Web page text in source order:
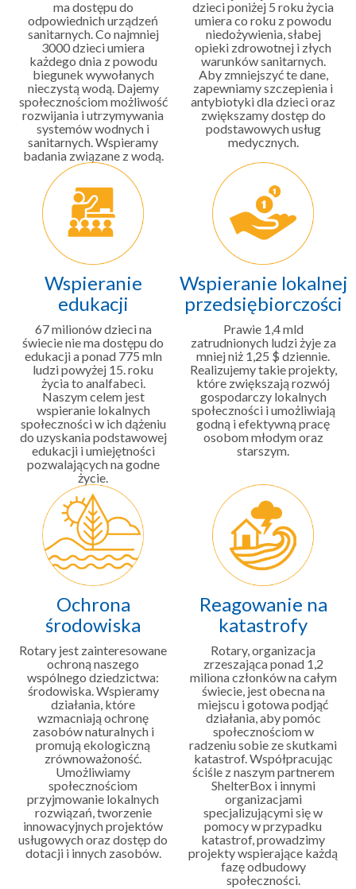
ma dostępu do
odpowiednich urządzeń
sanitarnych. Co najmniej
3000 dzieci umiera
każdego dnia z powodu
biegunek wywołanych
nieczystą wodą. Dajemy
społecznościom możliwość
rozwijania i utrzymywania
systemów wodnych i
sanitarnych. Wspieramy
badania związane z wodą.
dzieci poniżej 5 roku życia
umiera co roku z powodu
niedożywienia, słabej
opieki zdrowotnej i złych
warunków sanitarnych.
Aby zmniejszyć te dane,
zapewniamy szczepienia i
antybiotyki dla dzieci oraz
zwiększamy dostęp do
podstawowych usług
medycznych.
Wspieranie
edukacji
67 milionów dzieci na
świecie nie ma dostępu do
edukacji a ponad 775 mln
ludzi powyżej 15. roku
życia to analfabeci.
Naszym celem jest
wspieranie lokalnych
społeczności w ich dążeniu
do uzyskania podstawowej
edukacji i umiejętności
pozwalających na godne
życie.
Wspieranie lokalnej
przedsiębiorczości
Prawie 1,4 mld
zatrudnionych ludzi żyje za
mniej niż 1,25 $ dziennie.
Realizujemy takie projekty,
które zwiększają rozwój
gospodarczy lokalnych
społeczności i umożliwiają
godną i efektywną pracę
osobom młodym oraz
starszym.
Ochrona
środowiska
Rotary jest zainteresowane
ochroną naszego
wspólnego dziedzictwa:
środowiska. Wspieramy
działania, które
wzmacniają ochronę
zasobów naturalnych i
promują ekologiczną
zrównoważoność.
Umożliwiamy
społecznościom
przyjmowanie lokalnych
rozwiązań, tworzenie
innowacyjnych projektów
usługowych oraz dostęp do
dotacji i innych zasobów.
Reagowanie na
katastrofy
Rotary, organizacja
zrzeszająca ponad 1,2
miliona członków na całym
świecie, jest obecna na
miejscu i gotowa podjąć
działania, aby pomóc
społecznościom w
radzeniu sobie ze skutkami
katastrof. Współpracując
ściśle z naszym partnerem
ShelterBox i innymi
organizacjami
specjalizującymi się w
pomocy w przypadku
katastrof, prowadzimy
projekty wspierające każdą
fazę odbudowy
społeczności.